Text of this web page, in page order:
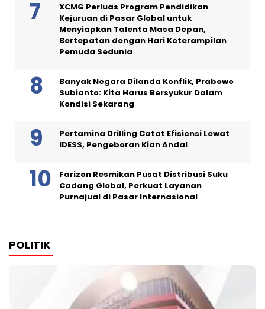
XCMG Perluas Program Pendidikan
Kejuruan di Pasar Global untuk
Menyiapkan Talenta Masa Depan,
Bertepatan dengan Hari Keterampilan
Pemuda Sedunia
Banyak Negara Dilanda Konflik, Prabowo
Subianto: Kita Harus Bersyukur Dalam
Kondisi Sekarang
Pertamina Drilling Catat Efisiensi Lewat
IDESS, Pengeboran Kian Andal
Farizon Resmikan Pusat Distribusi Suku
Cadang Global, Perkuat Layanan
Purnajual di Pasar Internasional
POLITIK